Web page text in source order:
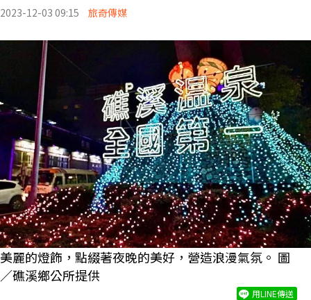
2023-12-03 09:15 旅奇傳媒
美麗的燈飾，點綴著夜晚的美好，營造浪漫氣氛。 圖
／礁溪鄉公所提供
用LINE傳送